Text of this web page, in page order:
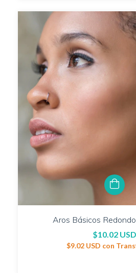
Aros Básicos
$10.02 USD
$9.02 USD con